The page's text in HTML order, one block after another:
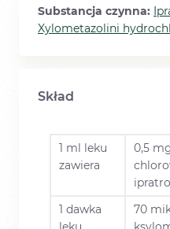
Substancja czynna:
Xylometazolini
Skład
1 ml leku
zawiera
0,5
1 dawka
70